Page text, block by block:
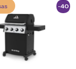
-40
%